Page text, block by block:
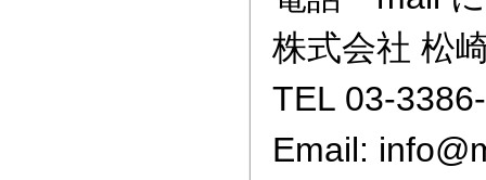
株式会社 松
TEL 03-
Email: